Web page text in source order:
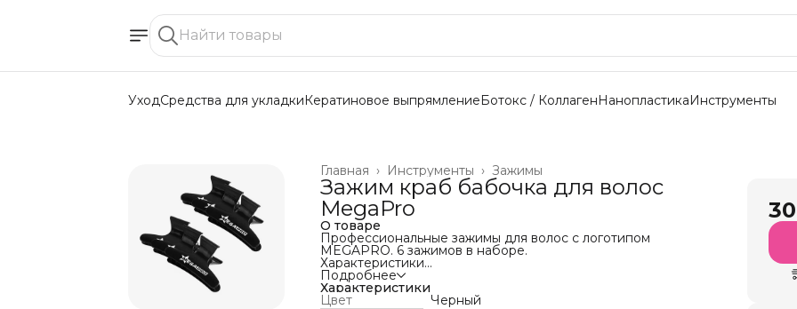
УходСредства для укладкиКератиновое выпрямлениеБотокс / КоллагенНанопластикаИнструменты
Зажимы
Инструменты ›
Главная ›
Зажим краб бабочка для волос
MegaPro
О товаре
Профессиональные зажимы для волос с логотипом
MEGAPRO. 6 зажимов в наборе.
Характеристики
Бренд
MEGAPRO
Подробнее
Характеристики
Цвет
Черный